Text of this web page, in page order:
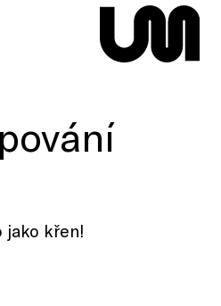
jako křen!